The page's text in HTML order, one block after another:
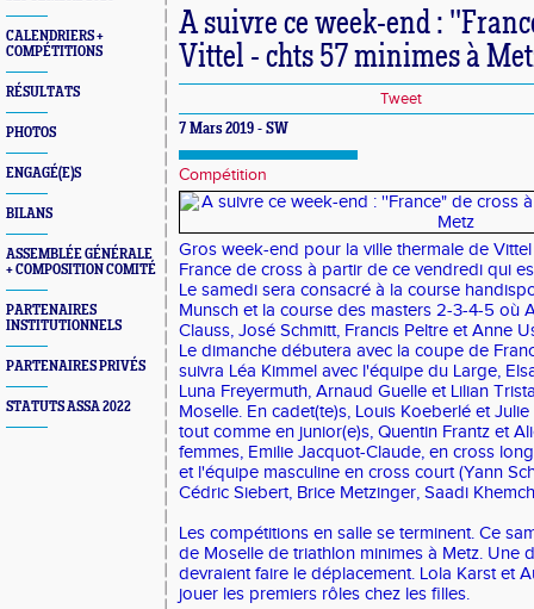
CALENDRIERS +
COMPÉTITIONS
RÉSULTATS
PHOTOS
ENGAGÉ(E)S
BILANS
ASSEMBLÉE GÉNÉRALE
+ COMPOSITION COMITÉ
PARTENAIRES
INSTITUTIONNELS
PARTENAIRES PRIVÉS
STATUTS ASSA 2022
A suivre ce week-end :
Vittel - chts 57 minimes à
Tweet
7 Mars 2019 - SW
Compétition
Gros week-end pour la ville thermale de
France de cross à partir de ce vendredi qui
Le samedi sera consacré à la course
Munsch et la course des masters 2-3-4-5 où
Clauss, José Schmitt, Francis Peltre et Anne
Le dimanche débutera avec la coupe de
suivra Léa Kimmel avec l'équipe du Large,
Luna Freyermuth, Arnaud Guelle et Lilian
Moselle. En cadet(te)s, Louis Koeberlé et
tout comme en junior(e)s, Quentin Frantz et
femmes, Emilie Jacquot-Claude, en cross
et l'équipe masculine en cross court (Yann
Cédric Siebert, Brice Metzinger, Saadi
Les compétitions en salle se terminent. Ce
de Moselle de triathlon minimes à Metz. Une
devraient faire le déplacement. Lola Karst et
jouer les premiers rôles chez les filles.